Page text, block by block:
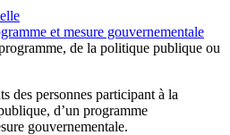
et mesure gouvernementale
de la politique publique ou
des personnes participant à la
d’un programme
gouvernementale.